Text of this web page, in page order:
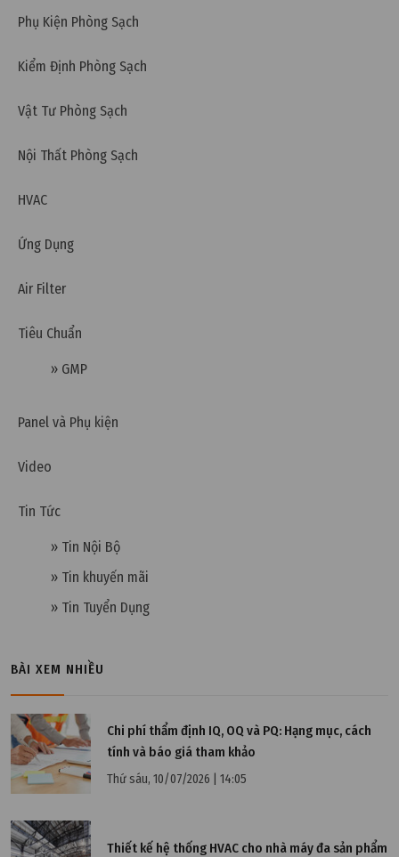
Lưới lọc bụi: Phân loại và ứng dụng
Phân biệt filter G4 và filter F7
Chủ nhật, 11/12/2022 | 15:53
Lọc bụi tĩnh điện – Giải pháp hữu hiệu cho môi
trường công nghiệp
Phụ Kiện Phòng Sạch
Kiểm Định Phòng Sạch
Vật Tư Phòng Sạch
Nội Thất Phòng Sạch
HVAC
Ứng Dụng
Air Filter
Tiêu Chuẩn
» GMP
Panel và Phụ kiện
Video
Tin Tức
» Tin Nội Bộ
» Tin khuyến mãi
» Tin Tuyển Dụng
BÀI XEM NHIỀU
Chi phí thẩm định IQ, OQ và PQ: Hạng mục, cách
tính và báo giá tham khảo
Thứ sáu, 10/07/2026 | 14:05
Thiết kế hệ thống HVAC cho nhà máy đa sản phẩm